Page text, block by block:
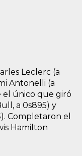
Leclerc (a
Antonelli (a
el único que giró
a 0s895) y
Completaron el
Hamilton